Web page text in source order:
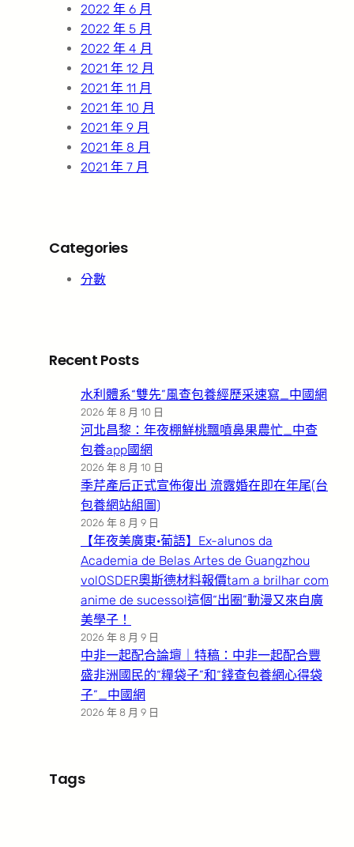
2022 年 6 月
2022 年 5 月
2022 年 4 月
2021 年 12 月
2021 年 11 月
2021 年 10 月
2021 年 9 月
2021 年 8 月
2021 年 7 月
Categories
分數
Recent Posts
水利體系“雙先”風查包養經歷采速寫_中國網
2026 年 8 月 10 日
河北昌黎：年夜棚鮮桃飄噴鼻果農忙_中查
包養app國網
2026 年 8 月 10 日
季芹產后正式宣佈復出 流露婚在即在年尾(台
包養網站組圖)
2026 年 8 月 9 日
【年夜美廣東·葡語】Ex-alunos da
Academia de Belas Artes de Guangzhou
volOSDER奧斯德材料報價tam a brilhar com
anime de sucesso!這個“出圈”動漫又來自廣
美學子！
2026 年 8 月 9 日
中非一起配合論壇｜特稿：中非一起配合豐
盛非洲國民的“糧袋子”和“錢查包養網心得袋
子”_中國網
2026 年 8 月 9 日
Tags